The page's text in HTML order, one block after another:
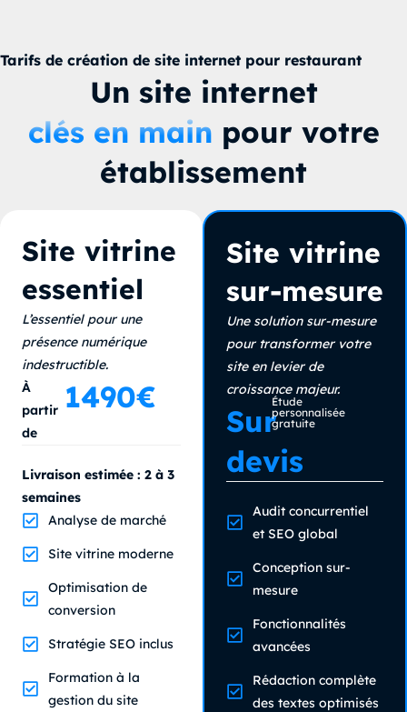
Tarifs de création de site internet pour restaurant
Un site internet
clés en main pour votre
établissement
Site vitrine
essentiel
L’essentiel pour une
présence numérique
indestructible.
À
partir
de
1490€
Analyse de marché
Site vitrine moderne
Optimisation de
conversion
Stratégie SEO inclus
Formation à la
gestion du site
Livraison estimée : 2 à 3
semaines
Site vitrine
sur-mesure
Une solution sur-mesure
pour transformer votre
site en levier de
croissance majeur.
Sur
devis
Étude
personnalisée
gratuite
Audit concurrentiel
et SEO global
Conception sur-
mesure
Fonctionnalités
avancées
Rédaction complète
des textes optimisés